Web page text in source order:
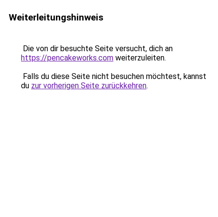
Weiterleitungshinweis
Die von dir besuchte Seite versucht, dich an
https://pencakeworks.com weiterzuleiten.
Falls du diese Seite nicht besuchen möchtest, kannst
du zur vorherigen Seite zurückkehren.